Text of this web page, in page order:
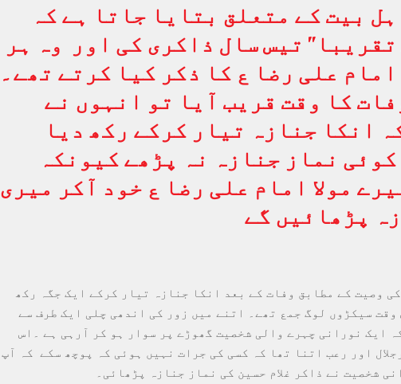
بیت کے متعلق بتایا جاتا ہے کہ
تیس سال ذاکری کی اور وہ ہر
علی رضا ع کا ذکر کیا کرتے تھے۔
کا وقت قریب آیا تو انہوں نے
انکا جنازہ تیار کرکے رکھ دیا
نماز جنازہ نہ پڑھے کیونکہ
مولا امام علی رضا ع خود آکر میری
پڑھائیں گے
کی وصیت کے مطابق وفات کے بعد انکا جنازہ تیار کرکے ایک جگہ رکھ
سیکڑوں لوگ جمع تھے۔ اتنے میں زور کی اندھی چلی ایک طرف سے
ایک نورانی چہرے والی شخصیت گھوڑے پر سوار ہو کر آرہی ہے ۔اس
اور رعب اتنا تھا کہ کسی کی جرات نہیں ہوئی کہ پوچھ سکے کہ آپ
شخصیت نے ذاکر غلام حسین کی نماز جنازہ پڑھائی۔